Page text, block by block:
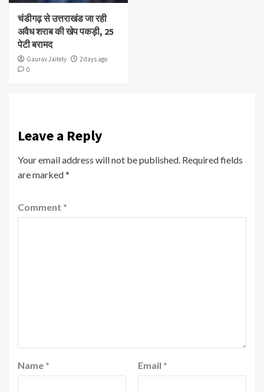
चंडीगढ़ से उत्तराखंड जा रही
अवैध शराब की खेप पकड़ी, 25
पेटी बरामद
Gaurav Jaitely
2 days ago
0
Leave a Reply
Your email address will not be published. Required fields
are marked*
Comment *
Name * Email *